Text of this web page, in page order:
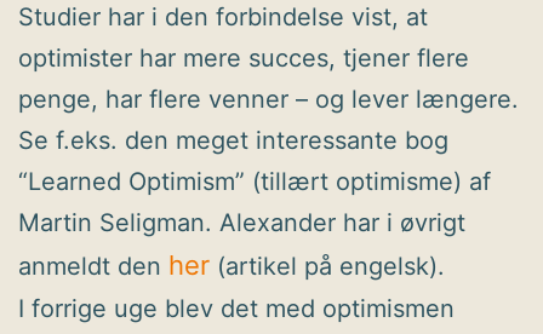
Studier har i den forbindelse vist, at
optimister har mere succes, tjener flere
penge, har flere venner – og lever længere.
Se f.eks. den meget interessante bog
“Learned Optimism” (tillært optimisme) af
Martin Seligman. Alexander har i øvrigt
anmeldt den her (artikel på engelsk).
I forrige uge blev det med optimismen